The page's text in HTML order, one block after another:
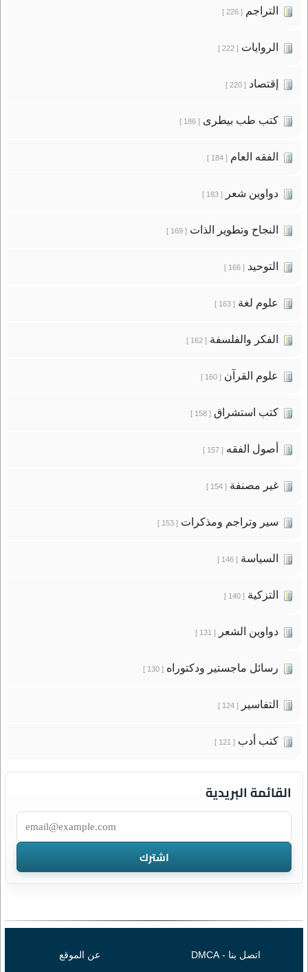
التراجم[ 226 ]
الروايات[ 222 ]
إقتصاد[ 220 ]
كتب طب بيطرى[ 186 ]
الفقه العام[ 184 ]
دواوين شعر[ 183 ]
النجاح وتطوير الذات[ 169 ]
التوحيد[ 166 ]
علوم لغة[ 163 ]
الفكر والفلسفة[ 162 ]
علوم القرآن[ 160 ]
كتب استشراق[ 158 ]
أصول الفقه[ 157 ]
غير مصنفة[ 154 ]
سير وتراجم ومذكرات[ 153 ]
السياسة[ 146 ]
التزكية[ 140 ]
دواوين الشعر[ 131 ]
رسائل ماجستير ودكتوراه[ 130 ]
التفاسير[ 124 ]
كتب أدب[ 121 ]
القائمة البريدية
اتصل بنا - DMCA عن الموقع